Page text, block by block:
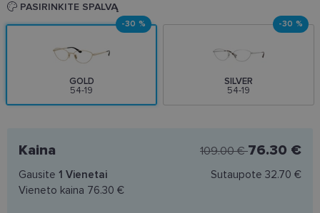
PASIRINKITE SPALVĄ
GOLD
54-19
-30 %
SILVER
54-19
-30 %
Kaina 109.00 €76.30 €
Gausite 1 Vienetai
Vieneto kaina 76.30 €
Sutaupote 32.70 €